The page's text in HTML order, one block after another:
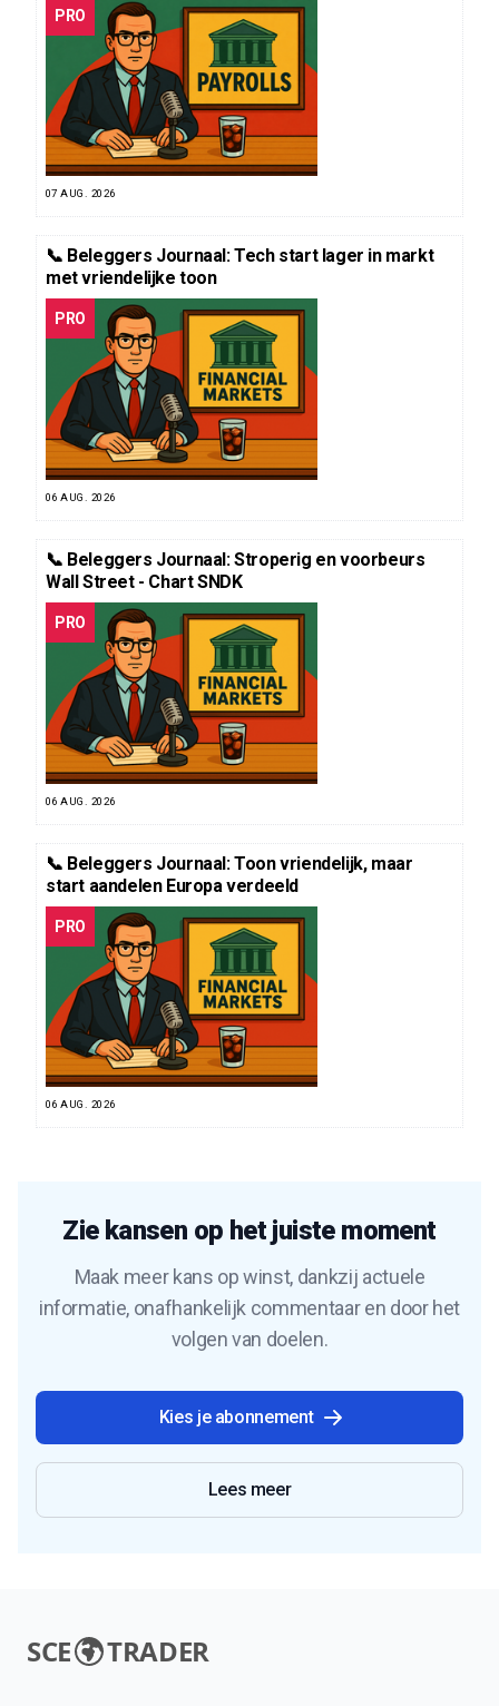
PRO
07 AUG. 2026
📞 Beleggers Journaal: Tech start lager in markt
met vriendelijke toon
PRO
06 AUG. 2026
📞 Beleggers Journaal: Stroperig en voorbeurs
Wall Street - Chart SNDK
PRO
06 AUG. 2026
📞 Beleggers Journaal: Toon vriendelijk, maar
start aandelen Europa verdeeld
PRO
06 AUG. 2026
Zie kansen op het juiste moment
Maak meer kans op winst, dankzij actuele
informatie, onafhankelijk commentaar en door het
volgen van doelen.
Kies je abonnement
Lees meer
SCE TRADER